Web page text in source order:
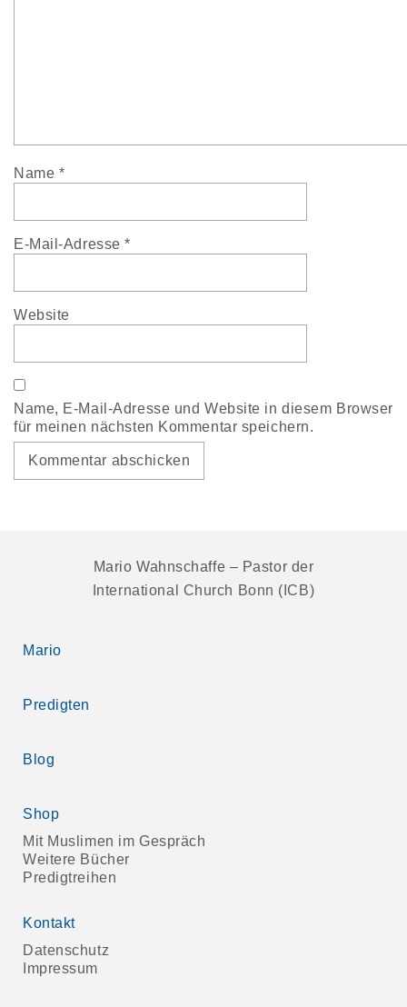
Name *
E-Mail-Adresse*
Website
Name, E-Mail-Adresse und Website in diesem Browser
für meinen nächsten Kommentar speichern.
Mario Wahnschaffe – Pastor der
International Church Bonn (ICB)
Mario
Predigten
Blog
Shop
Mit Muslimen im Gespräch
Weitere Bücher
Predigtreihen
Kontakt
Datenschutz
Impressum